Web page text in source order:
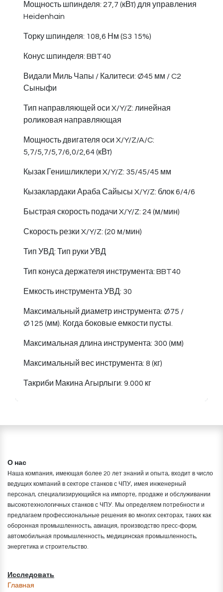
Мощность шпинделя: 27,7 (кВт) для управления
Heidenhain
Торку шпинделя: 108,6 Нм (S3 15%)
Конус шпинделя: BBT40
Видали Миль Чапы / Калитеси: Ø45 мм / C2
Сыныфи
Тип направляющей оси X/Y/Z: линейная
роликовая направляющая
Мощность двигателя оси X/Y/Z/A/C:
5,7/5,7/5,7/6,0/2,64 (кВт)
Кызак Генишликлери X/Y/Z: 35/45/45 мм
Кызаклардаки Араба Сайысы X/Y/Z: блок 6/4/6
Быстрая скорость подачи X/Y/Z: 24 (м/мин)
Скорость резки X/Y/Z: (20 м/мин)
Тип УВД: Тип руки УВД
Тип конуса держателя инструмента: BBT40
Емкость инструмента УВД: 30
Максимальный диаметр инструмента: Ø75 /
Ø125 (мм). Когда боковые емкости пусты.
Максимальная длина инструмента: 300 (мм)
Максимальный вес инструмента: 8 (кг)
Такриби Макина Агырлыги: 9.000 кг
​О нас
Наша компания, имеющая более 20 лет знаний и опыта, входит в число
ведущих компаний в секторе станков с ЧПУ, имея инженерный
персонал, специализирующийся на импорте, продаже и обслуживании
высокотехнологичных станков с ЧПУ. Мы определяем потребности и
предлагаем профессиональные решения во многих секторах, таких как
оборонная промышленность, авиация, производство пресс-форм,
автомобильная промышленность, медицинская промышленность,
энергетика и строительство.
Исследовать
Главная